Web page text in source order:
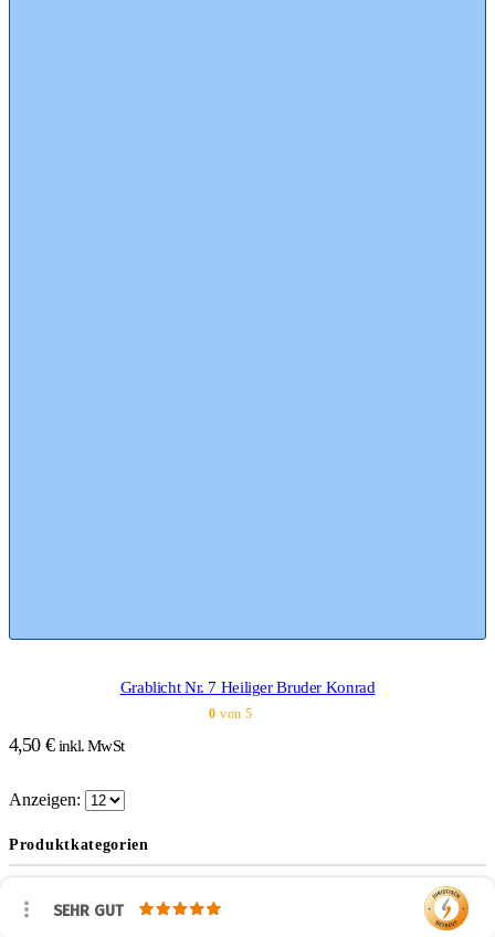
Grablicht Nr. 7 Heiliger Bruder Konrad
0 von 5
4,50 € inkl. MwSt
Anzeigen:
Produktkategorien
Behälter (41)
SEHR GUT